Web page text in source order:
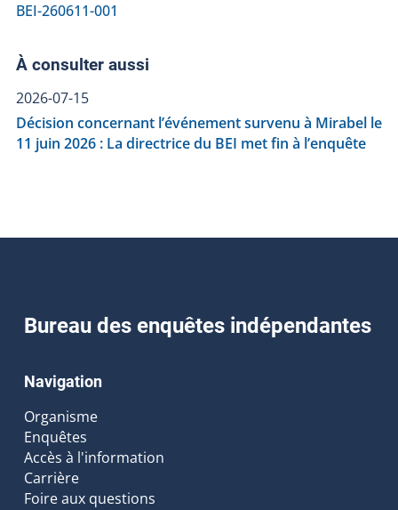
BEI-260611-001
À consulter aussi
2026-07-15
Décision concernant l’événement survenu à Mirabel le
11 juin 2026 : La directrice du BEI met fin à l’enquête
Bureau des enquêtes indépendantes
Navigation
Organisme
Enquêtes
Accès à l'information
Carrière
Foire aux questions